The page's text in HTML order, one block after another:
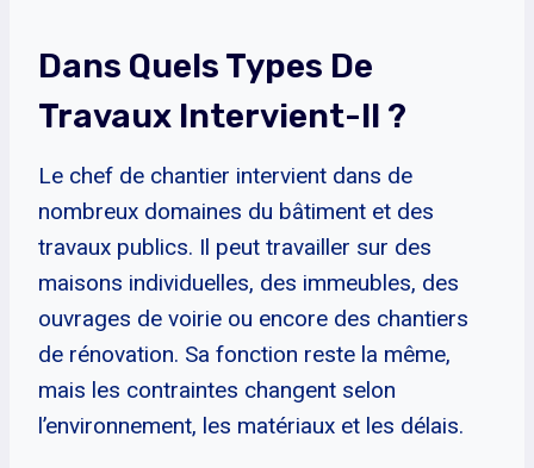
Dans Quels Types De
Travaux Intervient-Il ?
Le chef de chantier intervient dans de
nombreux domaines du bâtiment et des
travaux publics. Il peut travailler sur des
maisons individuelles, des immeubles, des
ouvrages de voirie ou encore des chantiers
de rénovation. Sa fonction reste la même,
mais les contraintes changent selon
l’environnement, les matériaux et les délais.